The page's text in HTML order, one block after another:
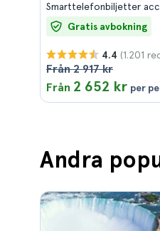
Smarttelefonbiljetter
Gratis avbokning
4.4 (1.201
Från 2 917 kr
Från 2 652 kr per
Andra